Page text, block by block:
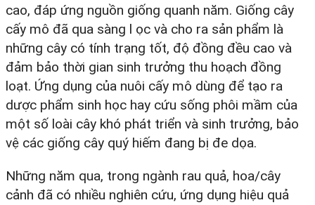
cao, đáp ứng nguồn giống quanh năm. Giống cây
cấy mô đã qua sàng l ọc và cho ra sản phẩm là
những cây có tính trạng tốt, độ đồng đều cao và
đảm bảo thời gian sinh trưởng thu hoạch đồng
loạt. Ứng dụng của nuôi cấy mô dùng để tạo ra
dược phẩm sinh học hay cứu sống phôi mầm của
một số loài cây khó phát triển và sinh trưởng, bảo
vệ các giống cây quý hiếm đang bị đe dọa.
Những năm qua, trong ngành rau quả, hoa/cây
cảnh đã có nhiều nghiên cứu, ứng dụng hiệu quả